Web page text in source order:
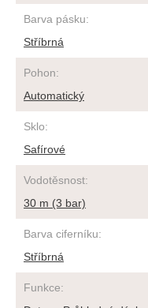
Barva pásku:
Stříbrná
Pohon:
Automatický
Sklo:
Safírové
Vodotěsnost:
30 m (3 bar)
Barva ciferníku:
Stříbrná
Funkce: